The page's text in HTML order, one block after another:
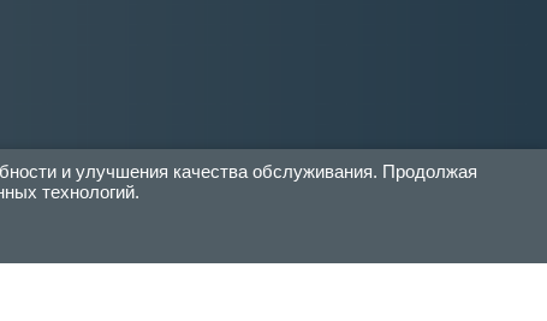
и улучшения качества обслуживания. Продолжая
технологий.